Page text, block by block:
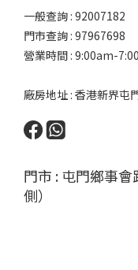
一般查詢 : 92007182
門市查詢 : 97967698
營業時間 : 9:00am-
廠房地址 : 香港新界屯
門市 : 屯門鄉事
側）